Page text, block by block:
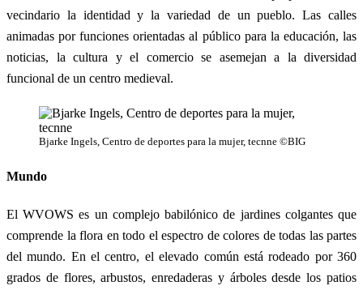
vecindario la identidad y la variedad de un pueblo. Las calles
animadas por funciones orientadas al público para la educación, las
noticias, la cultura y el comercio se asemejan a la diversidad
funcional de un centro medieval.
Bjarke Ingels, Centro de deportes para la mujer, tecnne ©BIG
Mundo
El WVOWS es un complejo babilónico de jardines colgantes que
comprende la flora en todo el espectro de colores de todas las partes
del mundo. En el centro, el elevado común está rodeado por 360
grados de flores, arbustos, enredaderas y árboles desde los patios